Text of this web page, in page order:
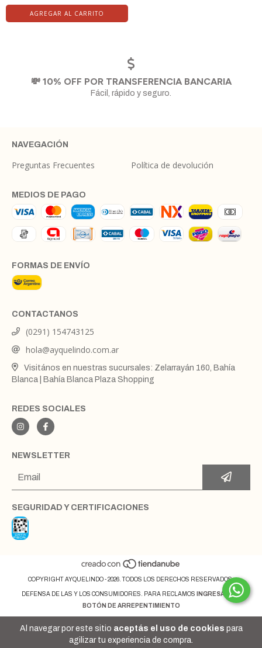
Al navegar por este sitio aceptás el uso de cookies para
agilizar tu experiencia de compra.
💸 10% OFF POR TRANSFERENCIA BANCARIA
Fácil, rápido y seguro.
NAVEGACIÓN
Preguntas Frecuentes Política de devolución
MEDIOS DE PAGO
FORMAS DE ENVÍO
CONTACTANOS
(0291) 154743125
hola@ayquelindo.com.ar
Visitános en nuestras sucursales: Zelarrayán 160, Bahía
Blanca | Bahía Blanca Plaza Shopping
REDES SOCIALES
NEWSLETTER
SEGURIDAD Y CERTIFICACIONES
COPYRIGHT AYQUELINDO - 2026. TODOS LOS DERECHOS RESERVADOS.
DEFENSA DE LAS Y LOS CONSUMIDORES. PARA RECLAMOS
INGRESÁ ACÁ.
BOTÓN DE ARREPENTIMIENTO